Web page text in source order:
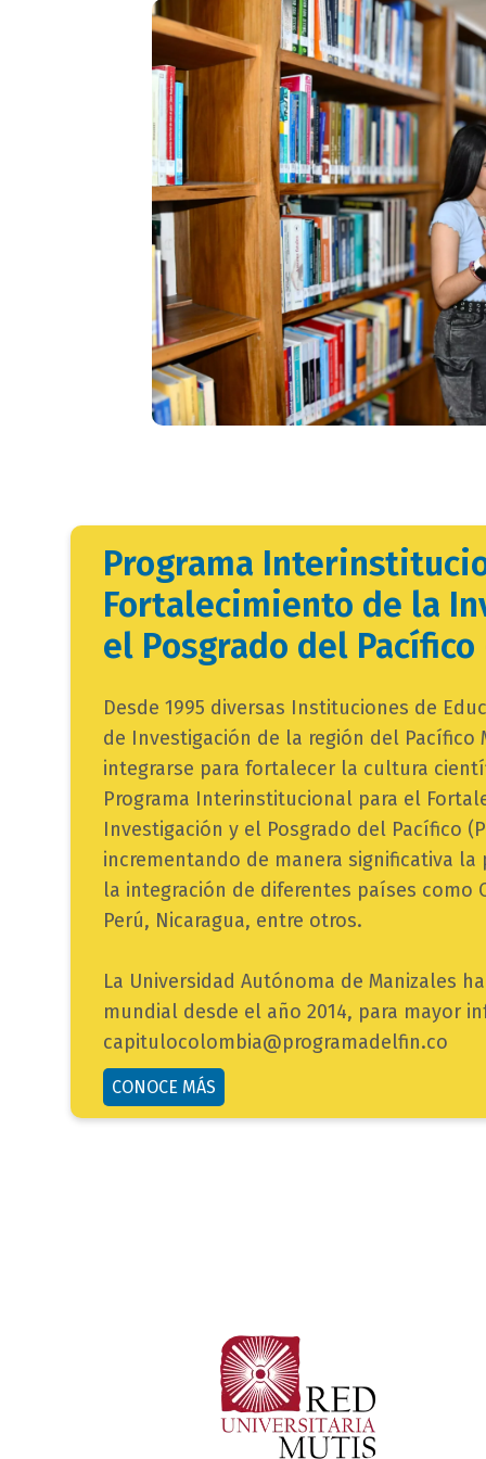
Programa
Fortalecimiento de la
el Posgrado del
campo
texto
bloque
texto
Desde 1995 diversas Instituciones de
de Investigación de la región del Pacífico
integrarse para fortalecer la cultura
Programa Interinstitucional para el
Investigación y el Posgrado del Pacífico
incrementando de manera significativa la
la integración de diferentes países como
Perú, Nicaragua, entre otros.
La Universidad Autónoma de Manizales
mundial desde el año 2014, para mayor
capitulocolombia@programadelfin.co
button
bloque
CONOCE MÁS